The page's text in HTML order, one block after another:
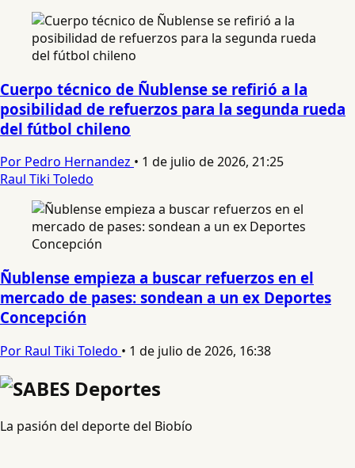
Cuerpo técnico de Ñublense se refirió a la
posibilidad de refuerzos para la segunda rueda
del fútbol chileno
Por Pedro Hernandez • 1 de julio de 2026, 21:25
Raul Tiki Toledo
Ñublense empieza a buscar refuerzos en el
mercado de pases: sondean a un ex Deportes
Concepción
Por Raul Tiki Toledo • 1 de julio de 2026, 16:38
La pasión del deporte del Biobío